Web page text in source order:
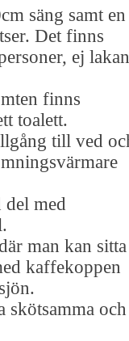
säng samt en
Det finns
ej lakan
finns
toalett.
till ved
del med
man kan sitta
kaffekoppen
skötsamma och